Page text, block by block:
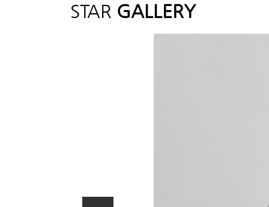
STAR GALLERY